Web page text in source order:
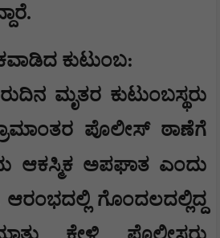
ಕುಟುಂಬ:
ಮೃತರ ಕುಟುಂಬಸ್ಥರು
ಪೊಲೀಸ್ ಠಾಣೆಗೆ
ಆಕಸ್ಮಿಕ ಅಪಘಾತ ಎಂದು
ಆರಂಭದಲ್ಲಿ ಗೊಂದಲದಲ್ಲಿದ್ದ